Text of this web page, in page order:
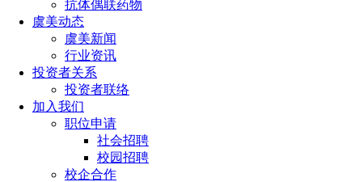
抗体偶联药物
虞美动态
虞美新闻
行业资讯
投资者关系
投资者联络
加入我们
职位申请
社会招聘
校园招聘
校企合作